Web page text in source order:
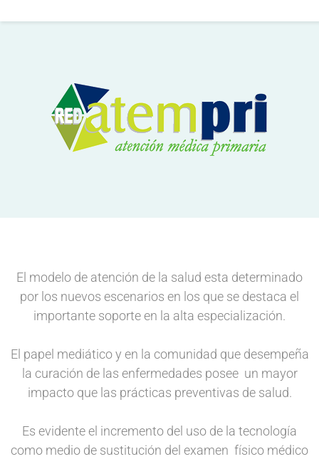
El modelo de atención de la salud esta determinado
por los nuevos escenarios en los que se destaca el
importante soporte en la alta especialización.
El papel mediático y en la comunidad que desempeña
la curación de las enfermedades posee un mayor
impacto que las prácticas preventivas de salud.
Es evidente el incremento del uso de la tecnología
como medio de sustitución del examen físico médico